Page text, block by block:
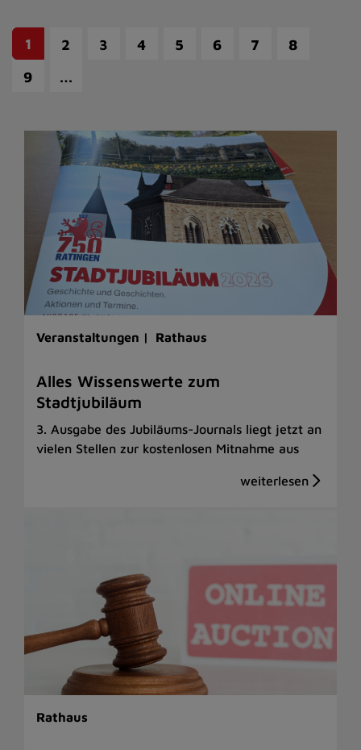
1 2 3 4 5 6 7
8
9
…
Veranstaltungen | Rathaus
Alles Wissenswerte zum
Stadtjubiläum
3. Ausgabe des Jubiläums-Journals liegt jetzt an
vielen Stellen zur kostenlosen Mitnahme aus
Rathaus